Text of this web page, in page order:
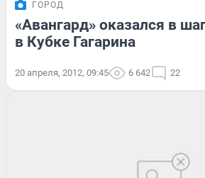
ГОРОД
«Авангард» оказался в
в Кубке Гагарина
20 апреля, 2012, 09:45 6 642 22